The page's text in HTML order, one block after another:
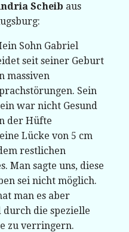
Scheib aus
Sohn Gabriel
seit seiner Geburt
massiven
Sein
war nicht Gesund
der Hüfte
Lücke von 5 cm
restlichen
Man sagte uns, diese
sei nicht möglich.
man es aber
durch die spezielle
zu verringern.